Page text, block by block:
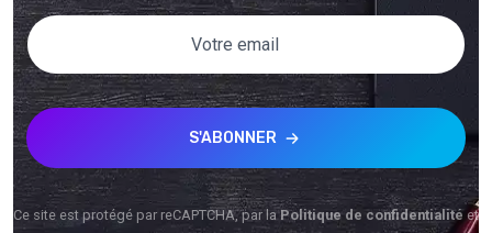
S'ABONNER
Ce site est protégé par reCAPTCHA, par laPolitique de confidentialitéet